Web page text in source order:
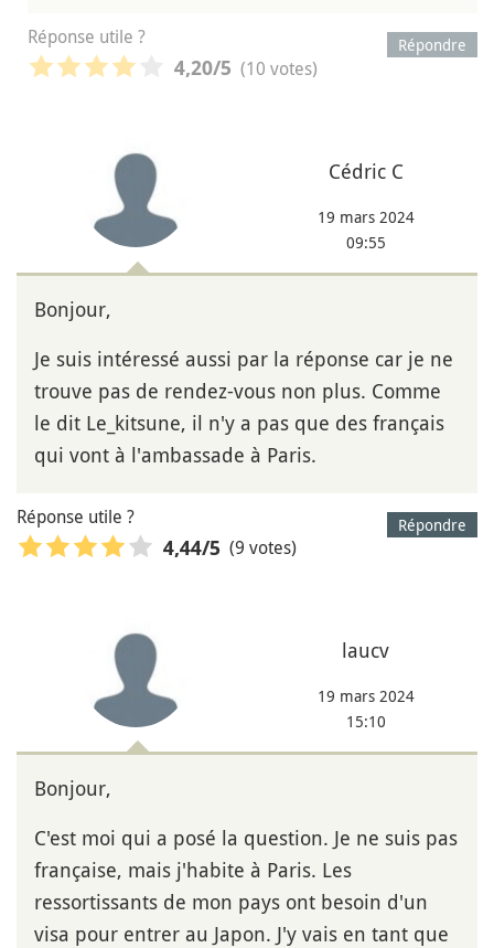
Répondre
Réponse utile ?
4,20/5 (10 votes)
Cédric C
19 mars 2024
09:55
Bonjour,
Je suis intéressé aussi par la réponse car je ne
trouve pas de rendez-vous non plus. Comme
le dit Le_kitsune, il n'y a pas que des français
qui vont à l'ambassade à Paris.
Répondre
Réponse utile ?
4,44/5 (9 votes)
laucv
19 mars 2024
15:10
Bonjour,
C'est moi qui a posé la question. Je ne suis pas
française, mais j'habite à Paris. Les
ressortissants de mon pays ont besoin d'un
visa pour entrer au Japon. J'y vais en tant que